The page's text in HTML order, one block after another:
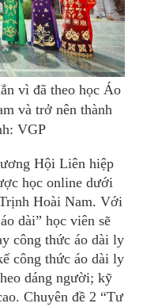
vì đã theo học Áo
và trở nên thành
VGP
Hội Liên hiệp
học online dưới
Hoài Nam. Với
dài” học viên sẽ
công thức áo dài ly
công thức áo dài ly
dáng người; kỹ
Chuyên đề 2 “Tư